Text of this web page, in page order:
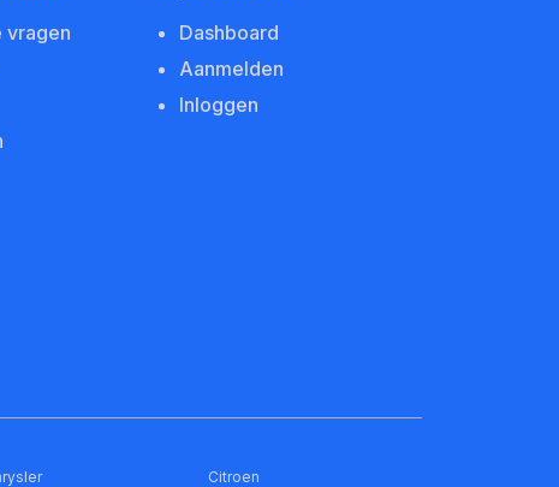
vragen
Dashboard
Aanmelden
Inloggen
Citroen